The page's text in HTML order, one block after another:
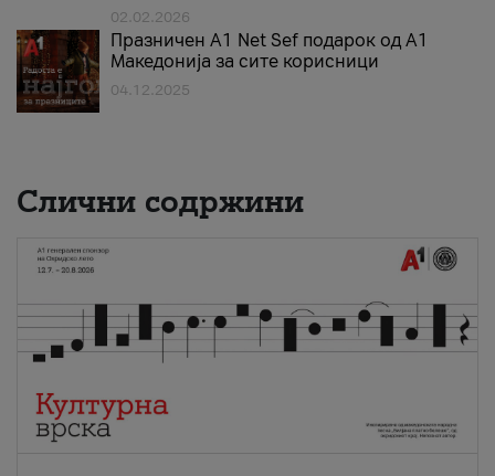
02.02.2026
Празничен A1 Net Sеf подарок од А1
Македонија за сите корисници
04.12.2025
Слични содржини